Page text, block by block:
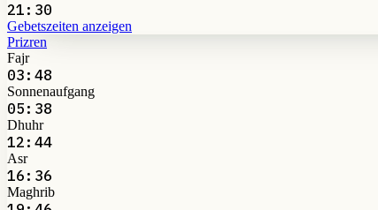
21:30
Gebetszeiten anzeigen
Prizren
Fajr
03:48
Sonnenaufgang
05:38
Dhuhr
12:44
Asr
16:36
Maghrib